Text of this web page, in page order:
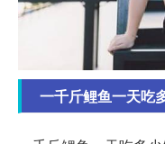
一千斤鲤鱼一天吃